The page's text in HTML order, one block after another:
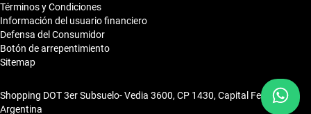
Términos y Condiciones
Información del usuario financiero
Defensa del Consumidor
Botón de arrepentimiento
Sitemap
Shopping DOT 3er Subsuelo- Vedia 3600, CP 1430, Capital Federal,
Argentina